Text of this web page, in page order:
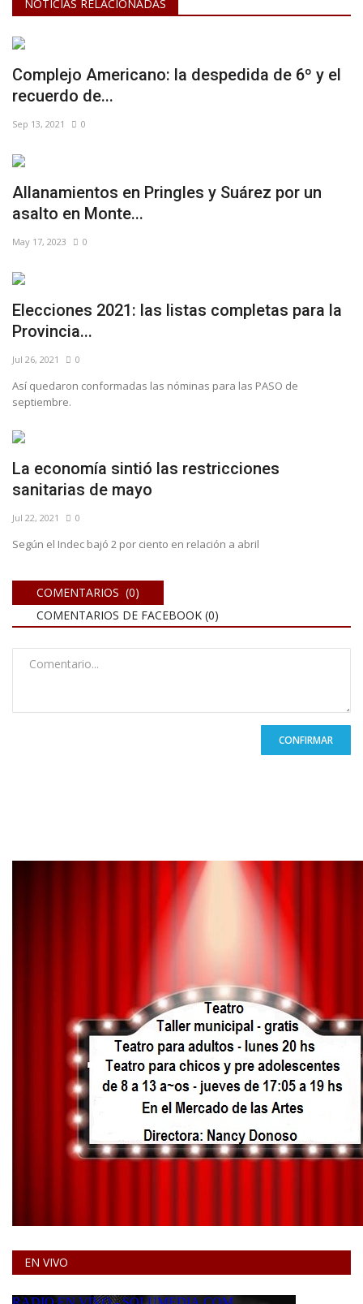
NOTICIAS RELACIONADAS
Complejo Americano: la despedida de 6º y el
recuerdo de...
Sep 13, 2021 0
Allanamientos en Pringles y Suárez por un
asalto en Monte...
May 17, 2023 0
Elecciones 2021: las listas completas para la
Provincia...
Jul 26, 2021 0
Así quedaron conformadas las nóminas para las PASO de
septiembre.
La economía sintió las restricciones
sanitarias de mayo
Jul 22, 2021 0
Según el Indec bajó 2 por ciento en relación a abril
COMENTARIOS (0)
COMENTARIOS DE FACEBOOK (0)
CONFIRMAR
EN VIVO